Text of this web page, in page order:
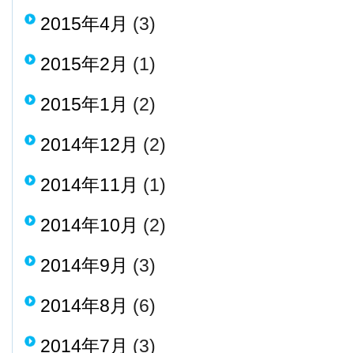
2015年4月 (3)
2015年2月 (1)
2015年1月 (2)
2014年12月 (2)
2014年11月 (1)
2014年10月 (2)
2014年9月 (3)
2014年8月 (6)
2014年7月 (3)